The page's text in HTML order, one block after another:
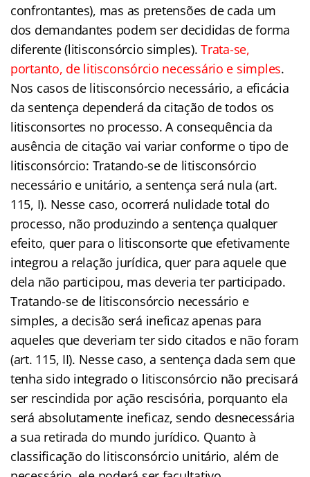
confrontantes), mas as pretensões de cada um
dos demandantes podem ser decididas de forma
diferente (litisconsórcio simples).Trata-se,
portanto, de litisconsórcio necessário e simples.
Nos casos de litisconsórcio necessário, a eficácia
da sentença dependerá da citação de todos os
litisconsortes no processo. A consequência da
ausência de citação vai variar conforme o tipo de
litisconsórcio: Tratando-se de litisconsórcio
necessário e unitário, a sentença será nula (art.
115, I). Nesse caso, ocorrerá nulidade total do
processo, não produzindo a sentença qualquer
efeito, quer para o litisconsorte que efetivamente
integrou a relação jurídica, quer para aquele que
dela não participou, mas deveria ter participado.
Tratando-se de litisconsórcio necessário e
simples, a decisão será ineficaz apenas para
aqueles que deveriam ter sido citados e não foram
(art. 115, II). Nesse caso, a sentença dada sem que
tenha sido integrado o litisconsórcio não precisará
ser rescindida por ação rescisória, porquanto ela
será absolutamente ineficaz, sendo desnecessária
a sua retirada do mundo jurídico. Quanto à
classificação do litisconsórcio unitário, além de